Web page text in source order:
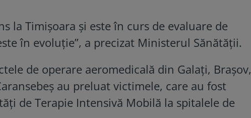
la Timișoara și este în curs de evaluare de
în evoluție”, a precizat Ministerul Sănătății.
de operare aeromedicală din Galați, Brașov,
au preluat victimele, care au fost
de Terapie Intensivă Mobilă la spitalele de